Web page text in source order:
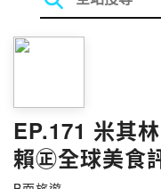
EP.171 米其
賴㊣全球美食